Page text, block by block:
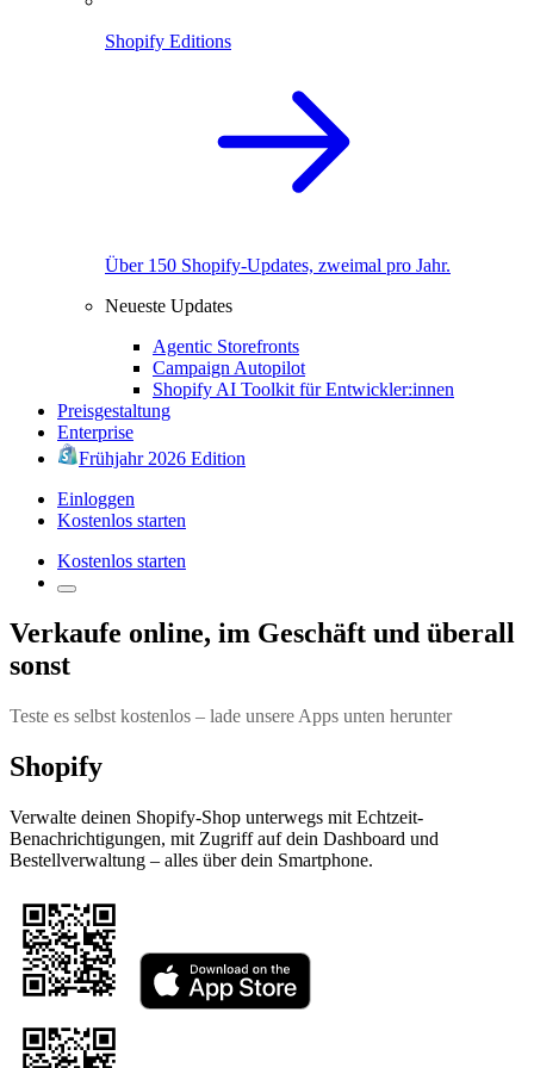
Shopify Editions
Über 150 Shopify-Updates, zweimal pro Jahr.
Neueste Updates
Agentic Storefronts
Campaign Autopilot
Shopify AI Toolkit für Entwickler:innen
Preisgestaltung
Enterprise
Frühjahr 2026 Edition
Einloggen
Kostenlos starten
Kostenlos starten
Verkaufe online, im Geschäft und überall
sonst
Teste es selbst kostenlos – lade unsere Apps unten herunter
Shopify
Verwalte deinen Shopify-Shop unterwegs mit Echtzeit-
Benachrichtigungen, mit Zugriff auf dein Dashboard und
Bestellverwaltung – alles über dein Smartphone.